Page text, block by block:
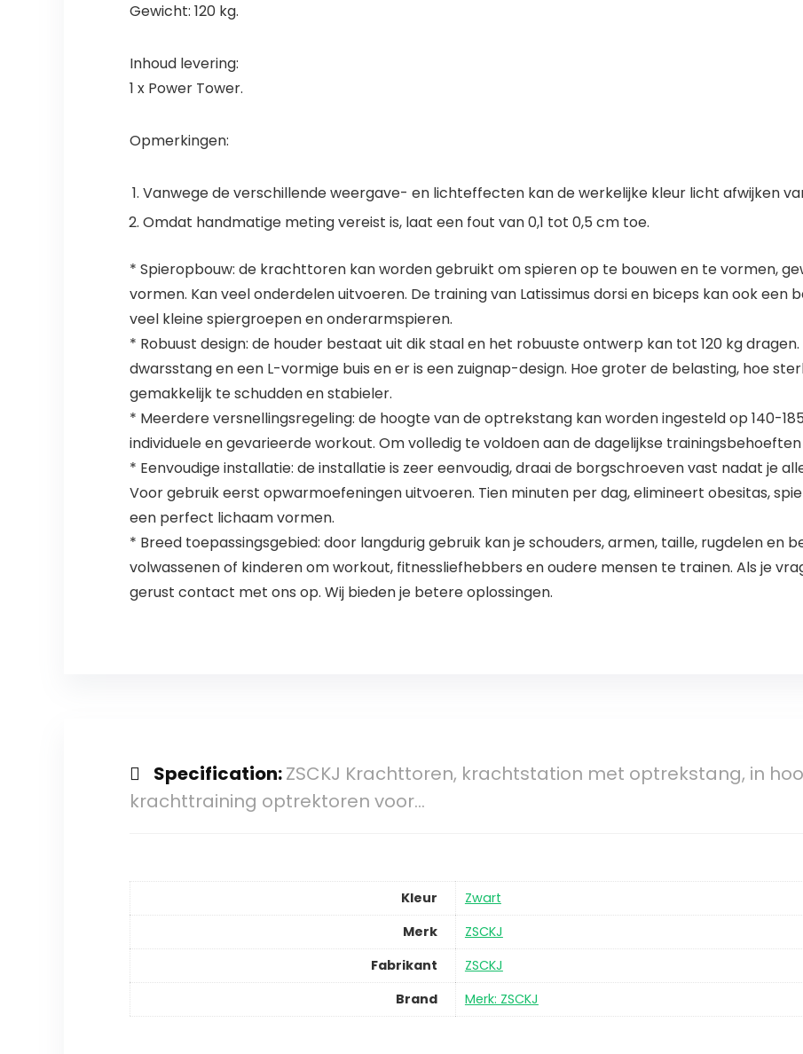
Gewicht: 120 kg.
Inhoud levering:
1 x Power Tower.
Opmerkingen:
Vanwege de verschillende weergave- en lichteffecten kan de werkelijke kleur licht afwijken
Omdat handmatige meting vereist is, laat een fout van 0,1 tot 0,5 cm toe.
* Spieropbouw: de krachttoren kan worden gebruikt om spieren op te bouwen en te vormen,
vormen. Kan veel onderdelen uitvoeren. De training van Latissimus dorsi en biceps kan ook
veel kleine spiergroepen en onderarmspieren.
* Robuust design: de houder bestaat uit dik staal en het robuuste ontwerp kan tot 120 kg
dwarsstang en een L-vormige buis en er is een zuignap-design. Hoe groter de belasting, hoe
gemakkelijk te schudden en stabieler.
* Meerdere versnellingsregeling: de hoogte van de optrekstang kan worden ingesteld op 140-
individuele en gevarieerde workout. Om volledig te voldoen aan de dagelijkse
* Eenvoudige installatie: de installatie is zeer eenvoudig, draai de borgschroeven vast nadat je
Voor gebruik eerst opwarmoefeningen uitvoeren. Tien minuten per dag, elimineert obesitas,
een perfect lichaam vormen.
* Breed toepassingsgebied: door langdurig gebruik kan je schouders, armen, taille, rugdelen en
volwassenen of kinderen om workout, fitnessliefhebbers en oudere mensen te trainen. Als je
gerust contact met ons op. Wij bieden je betere oplossingen.
Specification:ZSCKJ Krachttoren, krachtstation met optrekstang, in
krachttraining optrektoren voor…
Kleur
Zwart
Merk
ZSCKJ
Fabrikant
ZSCKJ
Brand
Merk: ZSCKJ